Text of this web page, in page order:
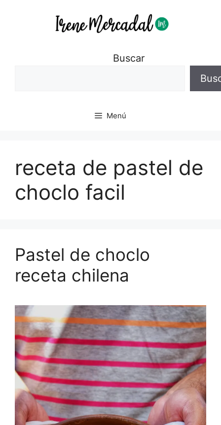
Buscar
Menú
receta de pastel de
choclo facil
Pastel de choclo
receta chilena